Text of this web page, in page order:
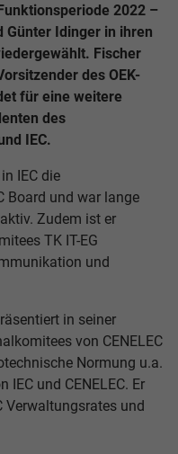
2022 –
Günter Idinger in ihren
Fischer
des OEK-
für eine weitere
des
IEC.
IEC die
Board und war lange
Zudem ist er
TK IT-EG
und
in seiner
von CENELEC
Normung u.a.
und CENELEC. Er
Verwaltungsrates und